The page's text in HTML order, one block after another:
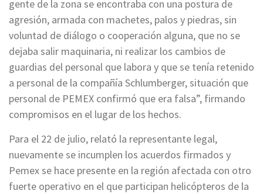
gente de la zona se encontraba con una postura de
agresión, armada con machetes, palos y piedras, sin
voluntad de diálogo o cooperación alguna, que no se
dejaba salir maquinaria, ni realizar los cambios de
guardias del personal que labora y que se tenía retenido
a personal de la compañía Schlumberger, situación que
personal de PEMEX confirmó que era falsa”, firmando
compromisos en el lugar de los hechos.
Para el 22 de julio, relató la representante legal,
nuevamente se incumplen los acuerdos firmados y
Pemex se hace presente en la región afectada con otro
fuerte operativo en el que participan helicópteros de la